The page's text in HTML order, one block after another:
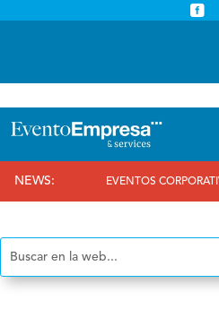

NEWS: EVENTOS CORPORATIVOS